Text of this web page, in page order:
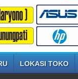
LOKASI TOKO